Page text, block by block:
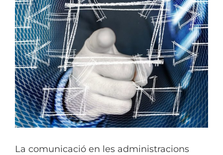
La comunicació en les administracions